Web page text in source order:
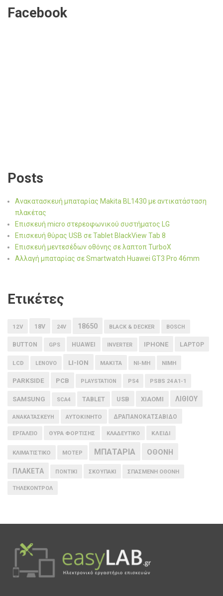
Facebook
Posts
Ανακατασκευή μπαταρίας Makita BL1430 με αντικατάσταση
πλακέτας
Επισκευή micro στερεοφωνικού συστήματος LG
Επισκευή θύρας USB σε Tablet BlackView Tab 8
Επισκευή μεντεσέδων οθόνης σε λαπτοπ TurboX
Αλλαγή μπαταρίας σε Smartwatch Huawei GT3 Pro 46mm
Ετικέτες
12V 18V 24V 18650 BLACK & DECKER BOSCH
BUTTON GPS HUAWEI INVERTER IPHONE LAPTOP
LCD LENOVO LI-ION MAKITA NI-MH NIMH
PARKSIDE PCB PLAYSTATION PS4 PSBS 24 A1-1
SAMSUNG SCA4 TABLET USB XIAOMI ΛΙΘΙΟΥ
ΑΝΑΚΑΤΑΣΚΕΥΗ ΑΥΤΟΚΙΝΗΤΟ ΔΡΑΠΑΝΟΚΑΤΣΑΒΙΔΟ
ΕΡΓΑΛΕΙΟ ΘΥΡΑ ΦΟΡΤΙΣΗΣ ΚΛΑΔΕΥΤΙΚΟ ΚΛΕΙΔΙ
ΚΛΙΜΑΤΙΣΤΙΚΟ ΜΟΤΕΡ ΜΠΑΤΑΡΙΑ ΟΘΟΝΗ
ΠΛΑΚΕΤΑ ΠΟΝΤΙΚΙ ΣΚΟΥΠΑΚΙ ΣΠΑΣΜΕΝΗ ΟΘΟΝΗ
ΤΗΛΕΚΟΝΤΡΟΛ